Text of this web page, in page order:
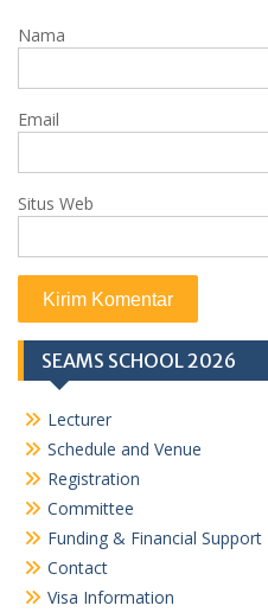
Nama
Email
Situs Web
SEAMS SCHOOL 2026
Lecturer
Schedule and Venue
Registration
Committee
Funding & Financial Support
Contact
Visa Information